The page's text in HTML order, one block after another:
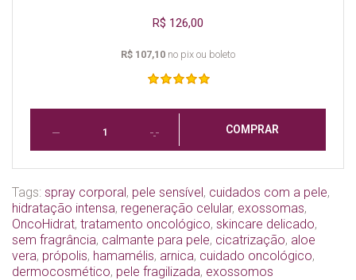
R$ 126,00
R$ 107,10 no pix ou boleto
COMPRAR
Tags: spray corporal, pele sensível, cuidados com a pele,
hidratação intensa, regeneração celular, exossomas,
OncoHidrat, tratamento oncológico, skincare delicado,
sem fragrância, calmante para pele, cicatrização, aloe
vera, própolis, hamamélis, arnica, cuidado oncológico,
dermocosmético, pele fragilizada, exossomos